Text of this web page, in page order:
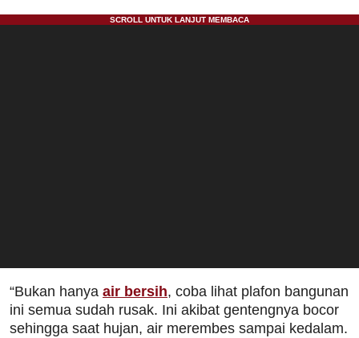
“Bukan hanya air bersih, coba lihat plafon bangunan
ini semua sudah rusak. Ini akibat gentengnya bocor
sehingga saat hujan, air merembes sampai kedalam.